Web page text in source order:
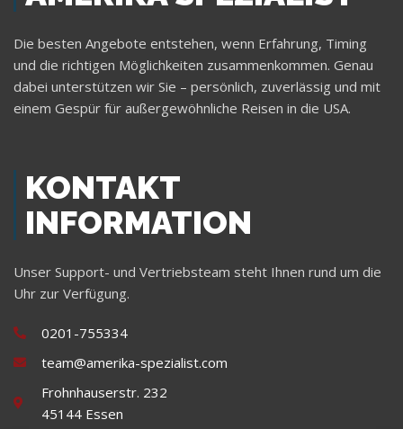
Die besten Angebote entstehen, wenn Erfahrung, Timing
und die richtigen Möglichkeiten zusammenkommen. Genau
dabei unterstützen wir Sie – persönlich, zuverlässig und mit
einem Gespür für außergewöhnliche Reisen in die USA.
KONTAKT
INFORMATION
Unser Support- und Vertriebsteam steht Ihnen rund um die
Uhr zur Verfügung.
0201-755334
team@amerika-spezialist.com
Frohnhauserstr. 232
45144 Essen